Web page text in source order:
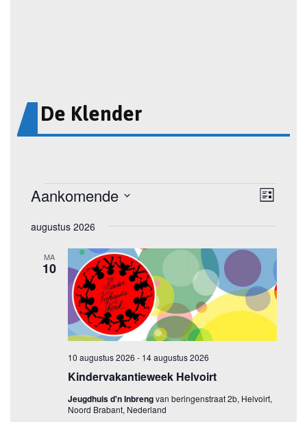
De Klender